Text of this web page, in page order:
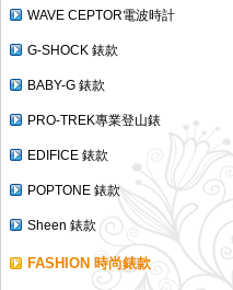
WAVE CEPTOR電波時計
G-SHOCK 錶款
BABY-G 錶款
PRO-TREK專業登山錶
EDIFICE 錶款
POPTONE 錶款
Sheen 錶款
FASHION 時尚錶款